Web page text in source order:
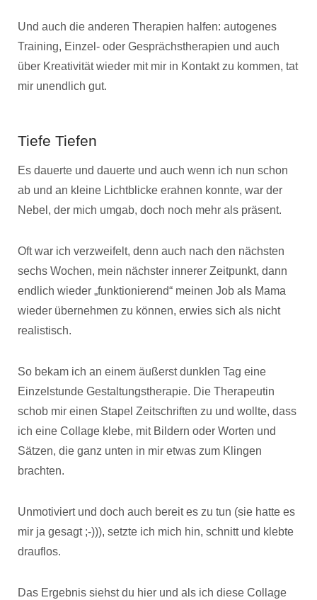
Und auch die anderen Therapien halfen: autogenes
Training, Einzel- oder Gesprächstherapien und auch
über Kreativität wieder mit mir in Kontakt zu kommen, tat
mir unendlich gut.
Tiefe Tiefen
Es dauerte und dauerte und auch wenn ich nun schon
ab und an kleine Lichtblicke erahnen konnte, war der
Nebel, der mich umgab, doch noch mehr als präsent.
Oft war ich verzweifelt, denn auch nach den nächsten
sechs Wochen, mein nächster innerer Zeitpunkt, dann
endlich wieder „funktionierend“ meinen Job als Mama
wieder übernehmen zu können, erwies sich als nicht
realistisch.
So bekam ich an einem äußerst dunklen Tag eine
Einzelstunde Gestaltungstherapie. Die Therapeutin
schob mir einen Stapel Zeitschriften zu und wollte, dass
ich eine Collage klebe, mit Bildern oder Worten und
Sätzen, die ganz unten in mir etwas zum Klingen
brachten.
Unmotiviert und doch auch bereit es zu tun (sie hatte es
mir ja gesagt ;-))), setzte ich mich hin, schnitt und klebte
drauflos.
Das Ergebnis siehst du hier und als ich diese Collage